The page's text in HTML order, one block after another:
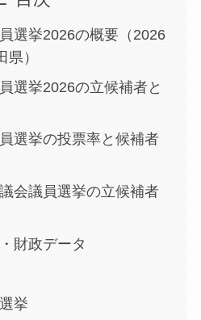
選挙2026の概要（2026
）
選挙2026の立候補者と
選挙の投票率と候補者
会議員選挙の立候補者
財政データ
挙